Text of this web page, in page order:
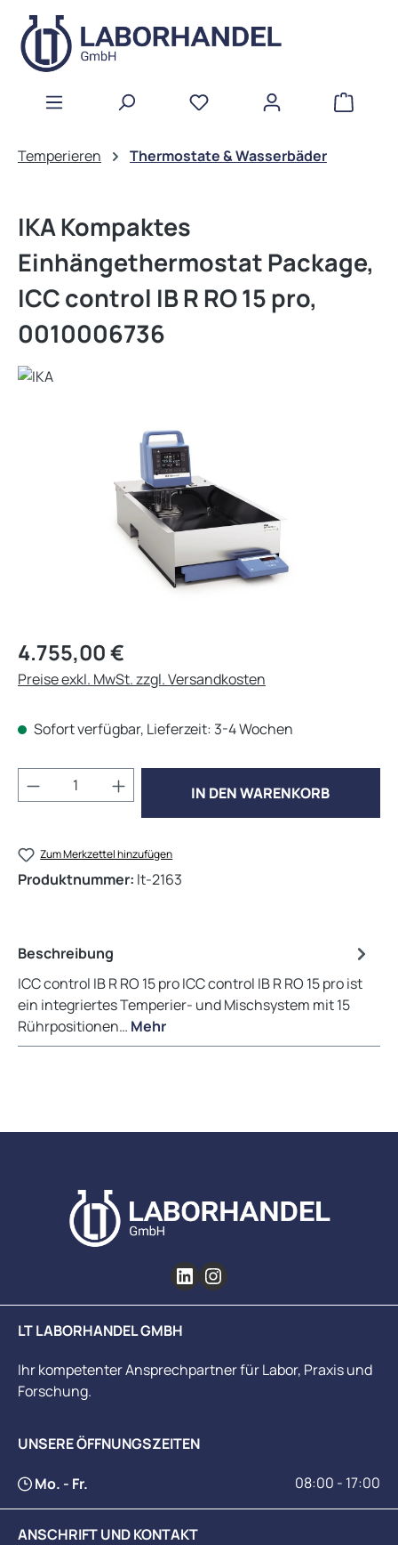
Zum Hauptinhalt springen
Temperieren Thermostate & Wasserbäder
IKA Kompaktes
Einhängethermostat Package,
ICC control IB R RO 15 pro,
0010006736
Bildergalerie überspringen
Regulärer Preis:
4.755,00 €
Preise exkl. MwSt. zzgl. Versandkosten
Sofort verfügbar, Lieferzeit: 3-4 Wochen
Produkt Anzahl: Gib den gewünschten
IN DEN WARENKORB
Zum Merkzettel hinzufügen
Produktnummer: lt-2163
Beschreibung
ICC control IB R RO 15 pro ICC control IB R RO 15 pro ist
ein integriertes Temperier- und Mischsystem mit 15
Rührpositionen… Mehr
LT LABORHANDEL GMBH
Ihr kompetenter Ansprechpartner für Labor, Praxis und
Forschung.
UNSERE ÖFFNUNGSZEITEN
Mo. - Fr. 08:00 - 17:00
ANSCHRIFT UND KONTAKT